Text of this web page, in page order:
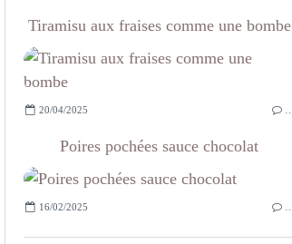
Tiramisu aux fraises comme une bombe
20/04/2025
Poires pochées sauce chocolat
16/02/2025